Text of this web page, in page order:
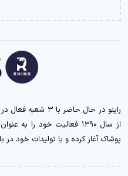
راینو در حال
از سال ۱39۰ فعالیت خود را
پوشاک آغاز کرده و با تولیدات خود در